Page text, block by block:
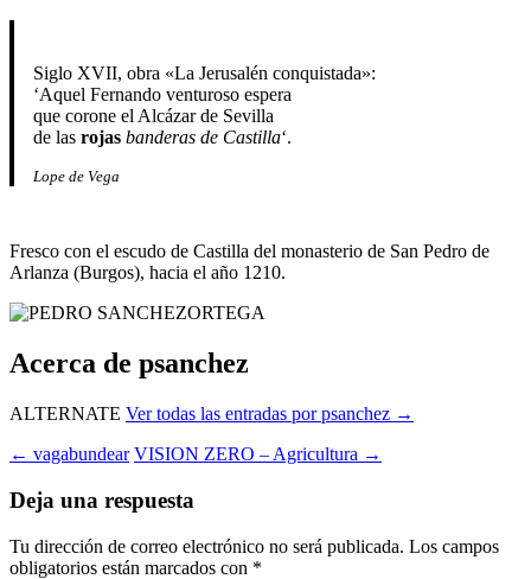
Siglo XVII, obra «La Jerusalén conquistada»:
‘Aquel Fernando venturoso espera
que corone el Alcázar de Sevilla
de las rojas banderas de Castilla‘.
Lope de Vega
Fresco con el escudo de Castilla del monasterio de San Pedro de
Arlanza (Burgos), hacia el año 1210.
Acerca de psanchez
ALTERNATE Ver todas las entradas por psanchez →
Navegación
de
entradas
← vagabundear VISION ZERO – Agricultura →
Deja una respuesta
Tu dirección de correo electrónico no será publicada. Los campos
obligatorios están marcados con *